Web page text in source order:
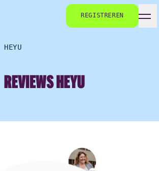
REGISTREREN
HEYU
REVIEWS HEYU